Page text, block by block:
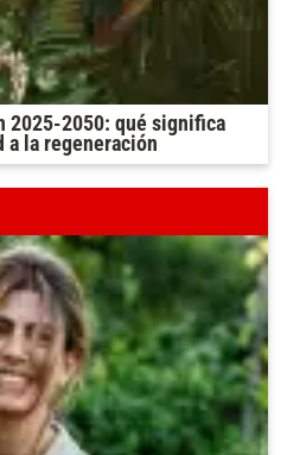
2025-2050: qué significa
a la regeneración